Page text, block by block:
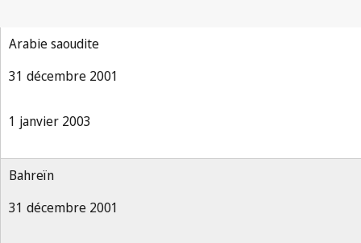
Arabie saoudite
31 décembre 2001
1 janvier 2003
Bahreïn
31 décembre 2001